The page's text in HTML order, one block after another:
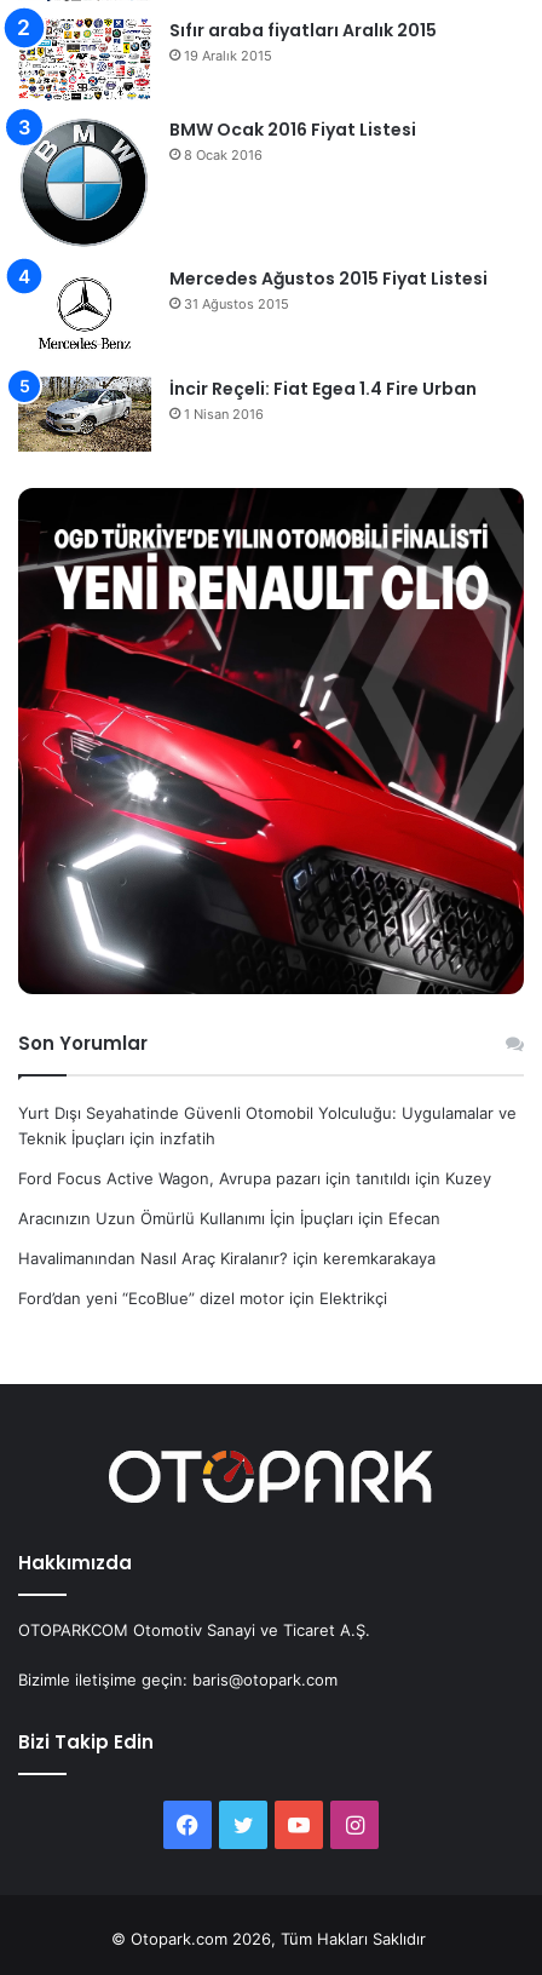
Sıfır araba fiyatları Aralık 2015
19 Aralık 2015
BMW Ocak 2016 Fiyat Listesi
8 Ocak 2016
Mercedes Ağustos 2015 Fiyat Listesi
31 Ağustos 2015
İncir Reçeli: Fiat Egea 1.4 Fire Urban
1 Nisan 2016
Son Yorumlar
Yurt Dışı Seyahatinde Güvenli Otomobil Yolculuğu: Uygulamalar ve
Teknik İpuçları için inzfatih
Ford Focus Active Wagon, Avrupa pazarı için tanıtıldı için Kuzey
Aracınızın Uzun Ömürlü Kullanımı İçin İpuçları için Efecan
Havalimanından Nasıl Araç Kiralanır? için keremkarakaya
Ford’dan yeni “EcoBlue” dizel motor için Elektrikçi
Hakkımızda
OTOPARKCOM Otomotiv Sanayi ve Ticaret A.Ş.
Bizimle iletişime geçin: baris@otopark.com
Bizi Takip Edin
Facebook
Twitter YouTubeInstagram
© Otopark.com 2026, Tüm Hakları Saklıdır